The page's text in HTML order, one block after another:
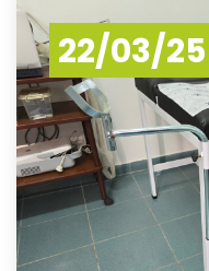
22/03/25